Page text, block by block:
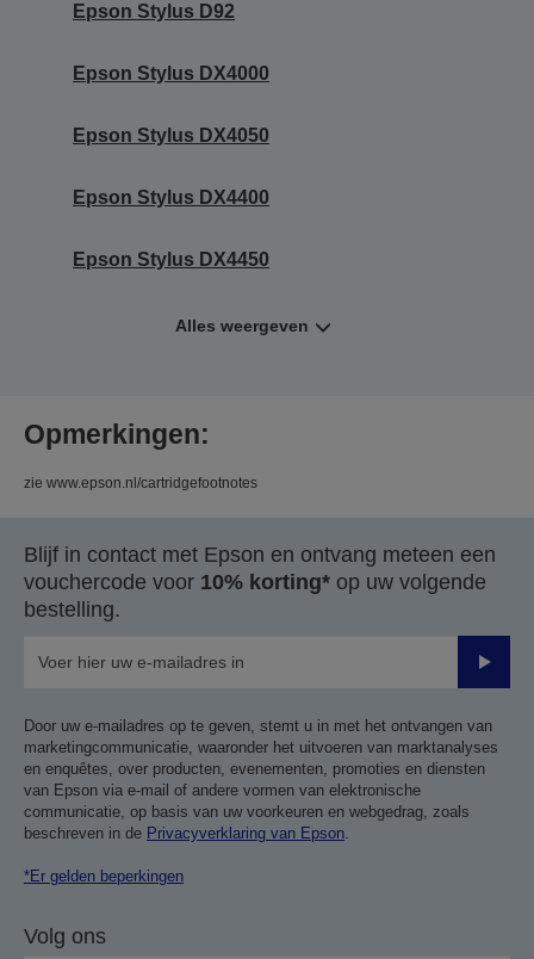
Epson Stylus D92
Epson Stylus DX4000
Epson Stylus DX4050
Epson Stylus DX4400
Epson Stylus DX4450
Alles weergeven
Opmerkingen:
zie www.epson.nl/cartridgefootnotes
Blijf in contact met Epson en ontvang meteen een
vouchercode voor 10% korting* op uw volgende
bestelling.
Door uw e-mailadres op te geven, stemt u in met het ontvangen van
marketingcommunicatie, waaronder het uitvoeren van marktanalyses
en enquêtes, over producten, evenementen, promoties en diensten
van Epson via e-mail of andere vormen van elektronische
communicatie, op basis van uw voorkeuren en webgedrag, zoals
beschreven in de Privacyverklaring van Epson.
*Er gelden beperkingen
Volg ons